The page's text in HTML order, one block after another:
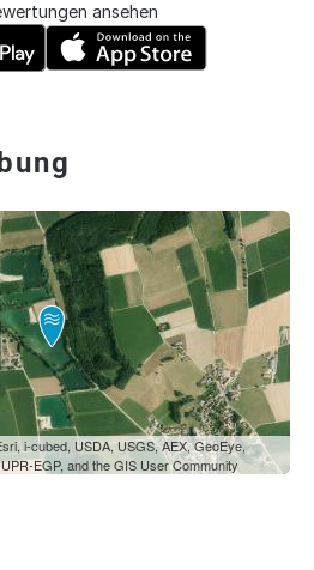
ansehen
i-cubed, USDA, USGS, AEX, GeoEye,
EGP, and the GIS User Community